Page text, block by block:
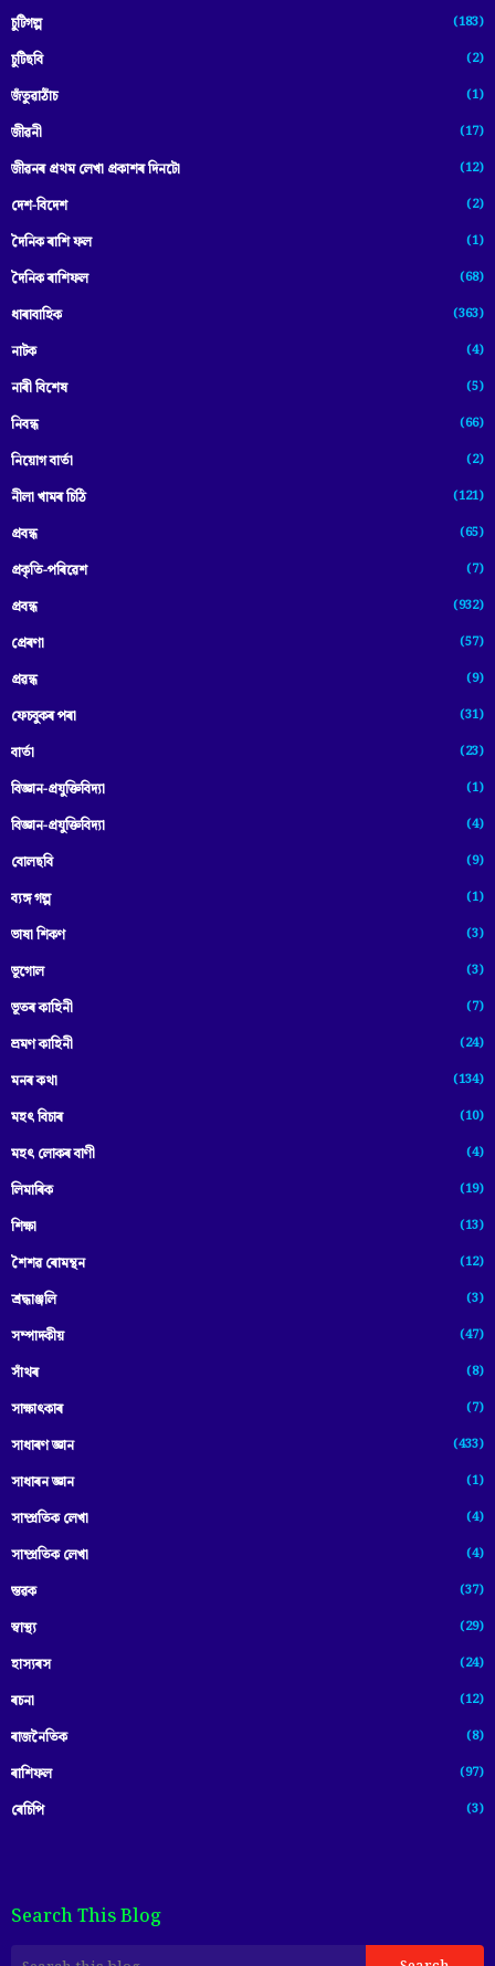
চুটিগল্প (183)
চুটিছবি (2)
জঁতুৱাঠাঁচ (1)
জীৱনী (17)
জীৱনৰ প্ৰথম লেখা প্ৰকাশৰ দিনটো (12)
দেশ-বিদেশ (2)
দৈনিক ৰাশি ফল (1)
দৈনিক ৰাশিফল (68)
ধাৰাবাহিক (363)
নাটক (4)
নাৰী বিশেষ (5)
নিবন্ধ (66)
নিয়োগ বাৰ্তা (2)
নীলা খামৰ চিঠি (121)
প্রবন্ধ (65)
প্ৰকৃতি-পৰিৱেশ (7)
প্ৰবন্ধ (932)
প্ৰেৰণা (57)
প্ৰৱন্ধ (9)
ফেচবুকৰ পৰা (31)
বাৰ্তা (23)
বিজ্ঞান-প্রযুক্তিবিদ্যা (1)
বিজ্ঞান-প্ৰযুক্তিবিদ্যা (4)
বোলছবি (9)
ব্যঙ্গ গল্প (1)
ভাষা শিকণ (3)
ভূগোল (3)
ভূতৰ কাহিনী (7)
ভ্ৰমণ কাহিনী (24)
মনৰ কথা (134)
মহৎ বিচাৰ (10)
মহৎ লোকৰ বাণী (4)
লিমাৰিক (19)
শিক্ষা (13)
শৈশৱ ৰোমন্থন (12)
শ্ৰদ্ধাঞ্জলি (3)
সম্পাদকীয় (47)
সাঁথৰ (8)
সাক্ষাৎকাৰ (7)
সাধাৰণ জ্ঞান (433)
সাধাৰন জ্ঞান (1)
সাম্প্রতিক লেখা (4)
সাম্প্ৰতিক লেখা (4)
স্তৱক (37)
স্বাস্থ্য (29)
হাস্যৰস (24)
ৰচনা (12)
ৰাজনৈতিক (8)
ৰাশিফল (97)
ৰেচিপি (3)
Search This Blog